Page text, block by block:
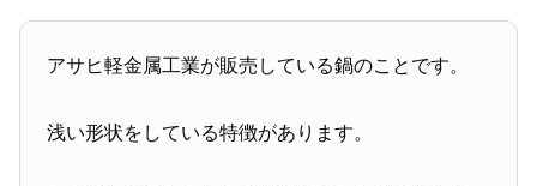
アサヒ軽金属工業が販売している鍋のことです。
浅い形状をしている特徴があります。